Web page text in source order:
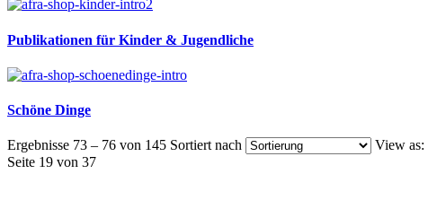
Publikationen für Kinder & Jugendliche
Schöne Dinge
Ergebnisse 73 – 76 von 145 Sortiert nach View as:
Seite 19 von 37